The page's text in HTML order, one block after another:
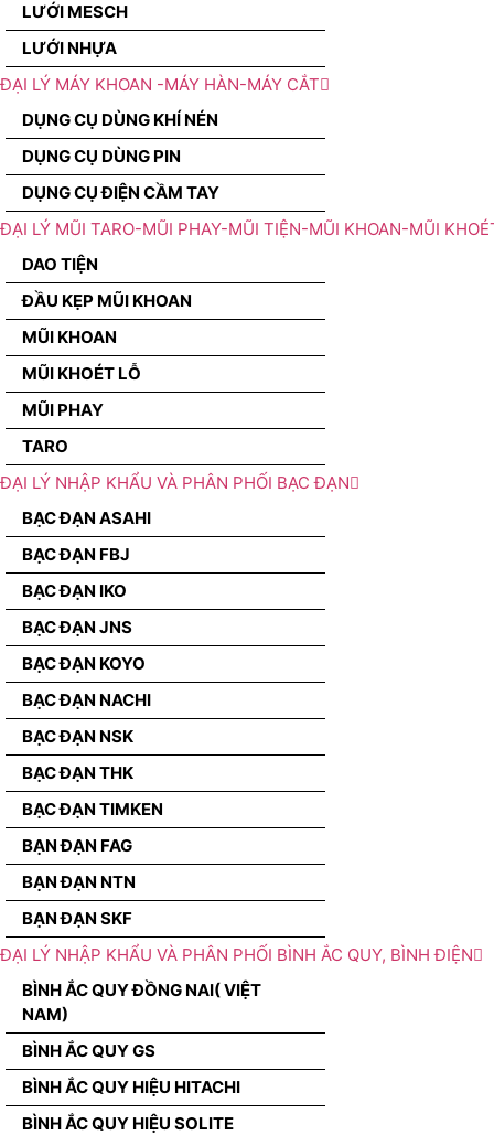
LƯỚI MESCH
LƯỚI NHỰA
ĐẠI LÝ MÁY KHOAN -MÁY HÀN-MÁY CẮT
DỤNG CỤ DÙNG KHÍ NÉN
DỤNG CỤ DÙNG PIN
DỤNG CỤ ĐIỆN CẦM TAY
ĐẠI LÝ MŨI TARO-MŨI PHAY-MŨI TIỆN-MŨI KHOAN-MŨI
DAO TIỆN
ĐẦU KẸP MŨI KHOAN
MŨI KHOAN
MŨI KHOÉT LỖ
MŨI PHAY
TARO
ĐẠI LÝ NHẬP KHẨU VÀ PHÂN PHỐI BẠC ĐẠN
BẠC ĐẠN ASAHI
BẠC ĐẠN FBJ
BẠC ĐẠN IKO
BẠC ĐẠN JNS
BẠC ĐẠN KOYO
BẠC ĐẠN NACHI
BẠC ĐẠN NSK
BẠC ĐẠN THK
BẠC ĐẠN TIMKEN
BẠN ĐẠN FAG
BẠN ĐẠN NTN
BẠN ĐẠN SKF
ĐẠI LÝ NHẬP KHẨU VÀ PHÂN PHỐI BÌNH ẮC QUY, BÌNH ĐIỆN
BÌNH ẮC QUY ĐỒNG NAI( VIỆT
NAM)
BÌNH ẮC QUY GS
BÌNH ẮC QUY HIỆU HITACHI
BÌNH ẮC QUY HIỆU SOLITE